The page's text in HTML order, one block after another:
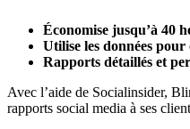
Économise jusqu’à 40
Utilise les données
Rapports détaillés et
Avec l’aide de Socialinsider,
rapports social media à ses